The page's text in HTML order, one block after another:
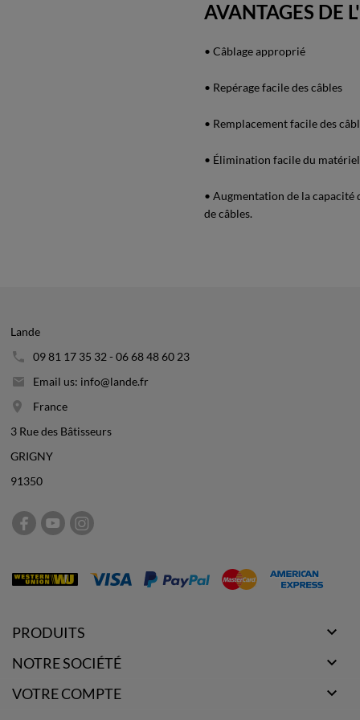
AVANTAGES DE
• Câblage approprié
• Repérage facile des câbles
• Remplacement facile des
• Élimination facile du matériel
• Augmentation de la capacité
de câbles.
Lande
09 81 17 35 32 - 06 68 48 60 23
Email us: info@lande.fr
France
3 Rue des Bâtisseurs
GRIGNY
91350
PRODUITS 
NOTRE SOCIÉTÉ 
VOTRE COMPTE 